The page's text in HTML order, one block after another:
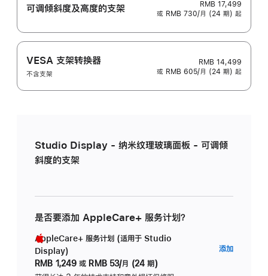
可调倾斜度及高‍度的支‍架
RMB 17,499
或 RMB 730/月 (24 期) 起
VESA 支架转换器
不含支架
RMB 14,499
或 RMB 605/月 (24 期) 起
Studio Display - 纳米纹理玻璃面板 - 可调倾
斜度的支架
是否要添加 AppleCare+ 服务计划？
AppleCare+ 服务计划 (适用于 Studio
Display)
RMB 1,249 或 RMB 53/月 (24 期)
添加